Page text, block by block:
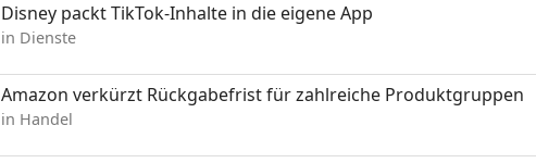
Disney packt TikTok-Inhalte in die eigene App
in Dienste
Amazon verkürzt Rückgabefrist für zahlreiche Produktgruppen
in Handel